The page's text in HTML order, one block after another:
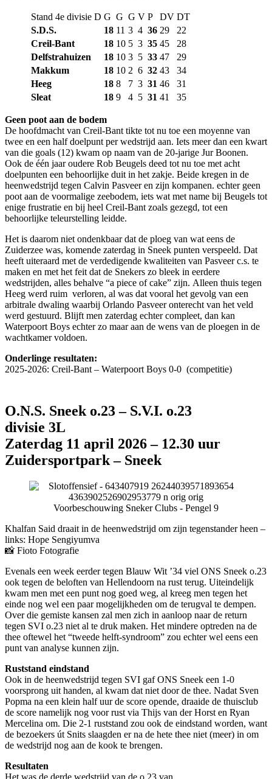
Stand 4e divisie D G G G V P DV DT
S.D.S.
18 11 3 4 36 29
22
Creil-Bant
18 10 5 3 35 45
28
Delfstrahuizen
18 10 3 5 33 47
29
Makkum
18 10 2 6 32 43
34
Heeg
18 8 7 3 31 46
31
Sleat
18 9 4 5 31 41 35
Geen poot aan de bodem
De hoofdmacht van Creil-Bant tikte tot nu toe een moyenne van
twee en een half doelpunt per wedstrijd aan. Iets meer dan een kwart
van die goals (12) kwam op naam van de 20-jarige Jur Boonen.
Ook de één jaar oudere Rob Beugels deed tot nu toe met acht
doelpunten een behoorlijke duit in het zakje. Beide kregen in de
heenwedstrijd tegen Calvin Pasveer en zijn kompanen. echter geen
poot aan de voormalige zeebodem, iets wat met name bij Beugels tot
enige frustratie en bij heel Creil-Bant zoals gezegd, tot een
behoorlijke teleurstelling leidde.
Het is daarom niet ondenkbaar dat de ploeg van wat eens de
Zuiderzee was, komende zaterdag in Sneek punten verspeeld. Dat
heeft uiteraard met de verdedigende kwaliteiten van Pasveer c.s. te
maken en met het feit dat de Snekers zo bleek in eerdere
wedstrijden, alles behalve “a piece of cake” zijn. Alleen thuis tegen
Heeg werd ruim verloren, al was dat vooral het gevolg van een
arbitrale dwaling waarbij Orlando Pasveer onterecht van het veld
werd gestuurd. Blijft men zaterdag echter compleet, dan kan
Waterpoort Boys echter zo maar aan de wens van de ploegen in de
wachtkamer voldoen.
Onderlinge resultaten:
​2025-2026: Creil-Bant – Waterpoort Boys 0-0 (competitie)
O.N.S. Sneek o.23 – S.V.I. o.23
divisie 3L
Zaterdag 11 april 2026 – 12.30 uur
Zuidersportpark – Sneek
Voorbeschouwing Sneker Clubs - Pengel 9
Khalfan Said draait in de heenwedstrijd om zijn tegenstander heen –
links: Hope Sengiyumva
📸 Fioto Fotografie
Evenals een week eerder tegen Blauw Wit ’34 viel ONS Sneek o.23
ook tegen de beloften van Hellendoorn na rust terug. Uiteindelijk
kwam men met een punt nog goed weg, al kreeg men tegen het
einde nog wel een paar mogelijkheden om de terugval te dempen.
Over die gemiste kansen zal men zich in aanloop naar de return
tegen SVI o.23 niet al te druk maken. Het mindere optreden na de
thee oftewel het “tweede helft-syndroom” zou echter wel eens een
punt van analyse kunnen zijn.
Ruststand eindstand
Ook in de heenwedstrijd tegen SVI gaf ONS Sneek een 1-0
voorsprong uit handen, al kwam dat niet door de thee. Nadat Sven
Popma na een klein half uur de score opende, draaide de thuisclub
de score namelijk nog voor rust via Thijs van der Horst en Ryan
Mercelina om. Die 2-1 ruststand zou ook de eindstand worden, want
de bezoekers út Snits slaagden er na de hete thee niet (meer) in om
de wedstrijd nog aan de kook te brengen.
​Resultaten